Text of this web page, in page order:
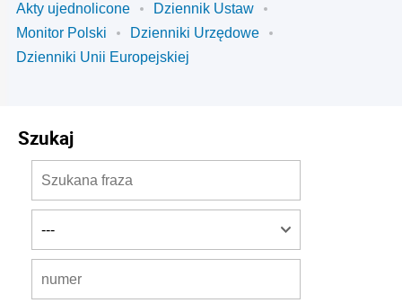
Akty ujednolicone
Dziennik Ustaw
Monitor Polski
Dzienniki Urzędowe
Dzienniki Unii Europejskiej
Szukaj